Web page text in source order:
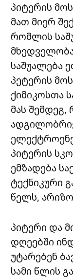
პიტერის
მათ მიერ
რომლის
საშუალება
პეტერის
ქიმიკოსთა
მას შემდეგ,
პიტერის
ემზადება
ტექნიკური
წელს,
პიტერი და
დღეებში
უტარებენ
სამი წლის